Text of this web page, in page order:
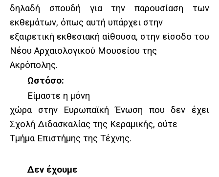
δηλαδή σπουδή για την παρουσίαση των
εκθεμάτων, όπως αυτή υπάρχει στην
εξαιρετική εκθεσιακή αίθουσα, στην είσοδο του
Νέου Αρχαιολογικού Μουσείου της
Ακρόπολης.
Ωστόσο:
Είμαστε η μόνη
χώρα στην Ευρωπαϊκή Ένωση που δεν έχει
Σχολή Διδασκαλίας της Κεραμικής, ούτε
Τμήμα Επιστήμης της Τέχνης.
Δεν έχουμε